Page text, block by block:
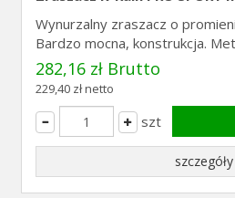
Wynurzalny zraszacz o
Bardzo mocna, konstrukcja.
282,16 zł Brutto
229,40 zł netto
szt
szczegóły